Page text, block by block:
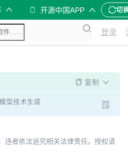
开源中国APP 切
登录
复制
型技术生成
违者依法追究相关法律责任。授权请